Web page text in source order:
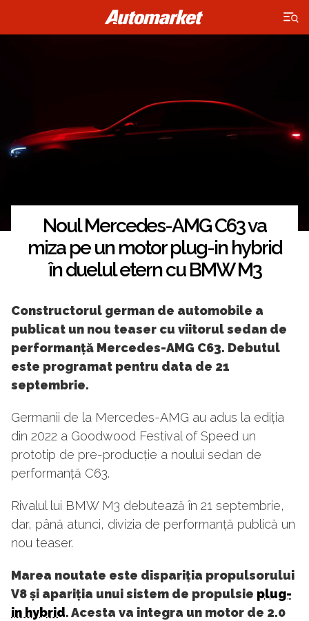
×
Noul Mercedes-AMG C63 va
miza pe un motor plug-in hybrid
în duelul etern cu BMW M3
Constructorul german de automobile a
publicat un nou teaser cu viitorul sedan de
performanță Mercedes-AMG C63. Debutul
este programat pentru data de 21
septembrie.
Germanii de la Mercedes-AMG au adus la ediția
din 2022 a Goodwood Festival of Speed un
prototip de pre-producție a noului sedan de
performanță C63.
Rivalul lui BMW M3 debutează în 21 septembrie,
dar, până atunci, divizia de performanță publică un
nou teaser.
Marea noutate este dispariția propulsorului
V8 și apariția unui sistem de propulsie plug-
in hybrid. Acesta va integra un motor de 2.0